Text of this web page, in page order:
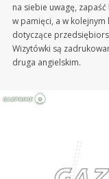
na siebie uwagę,
w pamięci, a w
dotyczące
Wizytówki są
druga angielskim.